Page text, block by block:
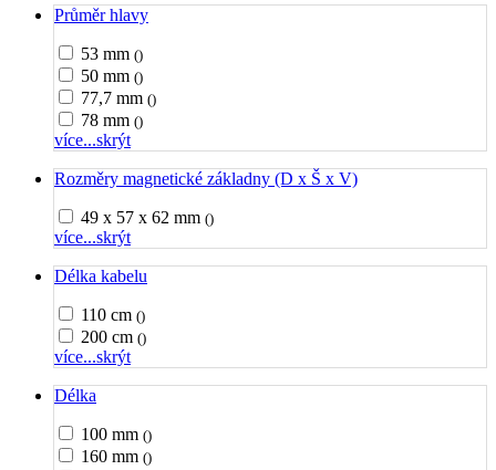
Průměr hlavy
53 mm ()
50 mm ()
77,7 mm ()
78 mm ()
více...skrýt
Rozměry magnetické základny (D x Š x V)
49 x 57 x 62 mm ()
více...skrýt
Délka kabelu
110 cm ()
200 cm ()
více...skrýt
Délka
100 mm ()
160 mm ()